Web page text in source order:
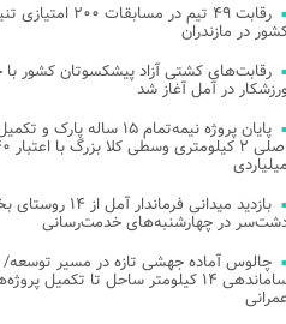
رقابت ۴۹ تیم در
در مازندران
ورزشکار در آمل آغاز شد
پایان پروژه نیمه‌تمام ۱۵ ساله پارک
اصلی ۲
میلیاردی
بازدید میدانی فرماندار آمل از
در چهارشنبه‌های خدمت‌رسانی
چالوس آماده جهشی تازه در مسیر توسعه/
ساماندهی ۱۴ کیلومتر ساحل تا تکمیل
عمرانی